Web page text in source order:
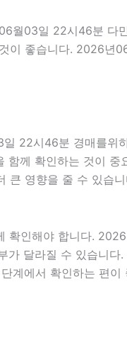
월03일 22시46분 다
이 좋습니다. 2026년
22시46분 경매를위
함께 확인하는 것이
큰 영향을 줄 수 있습
확인해야 합니다.
가 달라질 수 있습니
계에서 확인하는 편